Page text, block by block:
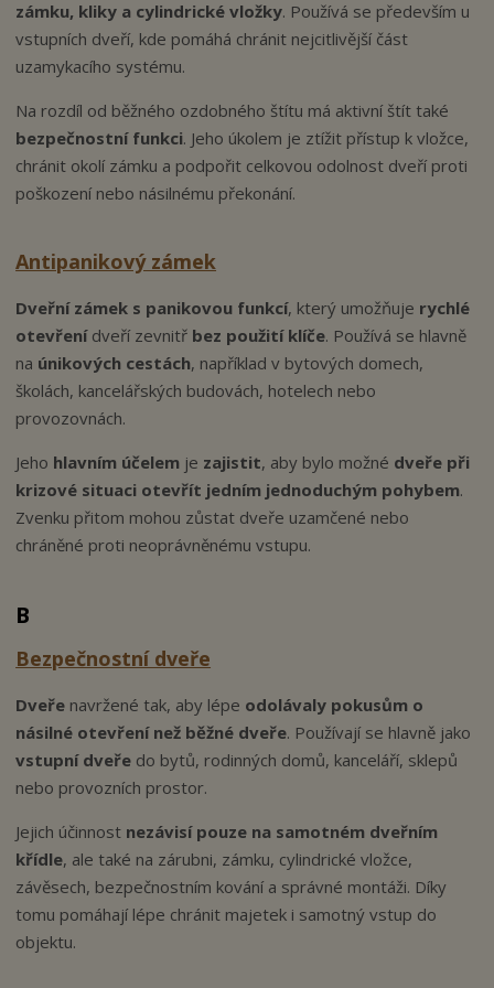
n
a
zámku, kliky a cylindrické vložky. Používá se především u
vstupních dveří, kde pomáhá chránit nejcitlivější část
uzamykacího systému.
Na rozdíl od běžného ozdobného štítu má aktivní štít také
bezpečnostní funkci. Jeho úkolem je ztížit přístup k vložce,
chránit okolí zámku a podpořit celkovou odolnost dveří proti
poškození nebo násilnému překonání.
Antipanikový zámek
Dveřní zámek s panikovou funkcí, který umožňuje rychlé
otevřenídveří zevnitř bez použití klíče. Používá se hlavně
na únikových cestách, například v bytových domech,
školách, kancelářských budovách, hotelech nebo
provozovnách.
Jeho hlavním účelem je zajistit, aby bylo možné dveře při
krizové situaci otevřít jedním jednoduchým pohybem.
Zvenku přitom mohou zůstat dveře uzamčené nebo
chráněné proti neoprávněnému vstupu.
B
Bezpečnostní dveře
Dveře navržené tak, aby lépe odolávaly pokusům o
násilné otevření než běžné dveře. Používají se hlavně jako
vstupní dveře do bytů, rodinných domů, kanceláří, sklepů
nebo provozních prostor.
Jejich účinnost nezávisí pouze na samotném dveřním
křídle, ale také na zárubni, zámku, cylindrické vložce,
závěsech, bezpečnostním kování a správné montáži. Díky
tomu pomáhají lépe chránit majetek i samotný vstup do
objektu.